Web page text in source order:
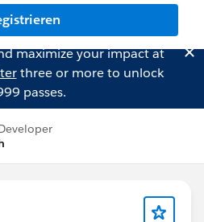
maximize your impact at
three or more to unlock
passes.